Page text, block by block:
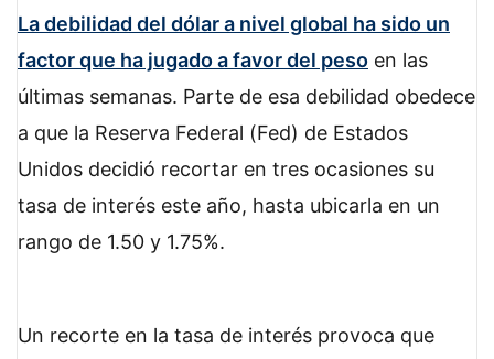
La debilidad del dólar a nivel global ha sido un
factor que ha jugado a favor del peso en las
últimas semanas. Parte de esa debilidad obedece
a que la Reserva Federal (Fed) de Estados
Unidos decidió recortar en tres ocasiones su
tasa de interés este año, hasta ubicarla en un
rango de 1.50 y 1.75%.
Un recorte en la tasa de interés provoca que